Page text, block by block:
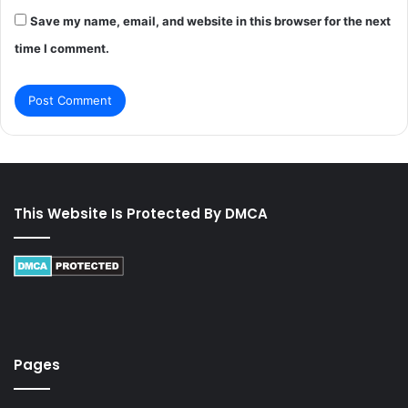
Save my name, email, and website in this browser for the next
time I comment.
This Website Is Protected By DMCA
Pages